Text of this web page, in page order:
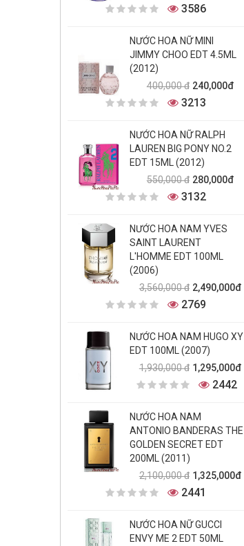
3586
NƯỚC HOA NỮ MINI
JIMMY CHOO EDT 4.5ML
(2012)
400,000 đ 240,000đ
3213
NƯỚC HOA NỮ RALPH
LAUREN BIG PONY NO.2
EDT 15ML (2012)
550,000 đ 280,000đ
3132
NƯỚC HOA NAM YVES
SAINT LAURENT
L'HOMME EDT 100ML
(2006)
3,560,000 đ 2,490,000đ
2769
NƯỚC HOA NAM HUGO XY
EDT 100ML (2007)
1,930,000 đ 1,295,000đ
2442
NƯỚC HOA NAM
ANTONIO BANDERAS THE
GOLDEN SECRET EDT
200ML (2011)
2,100,000 đ 1,325,000đ
2441
NƯỚC HOA NỮ GUCCI
ENVY ME 2 EDT 50ML